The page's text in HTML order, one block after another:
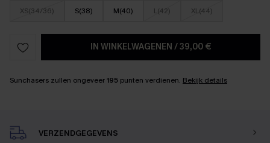
XS(34/36)
S(38) M(40) L(42) XL(44)
IN WINKELWAGENEN /39,00 €
Sunchasers zullen ongeveer195 punten verdienen. Bekijk details
VERZENDGEGEVENS